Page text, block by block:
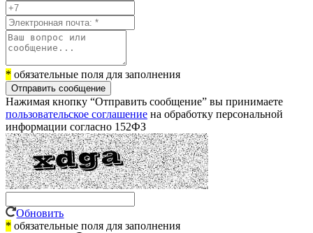
* обязательные поля для заполнения
Отправить сообщение
Нажимая кнопку “Отправить сообщение” вы принимаете
пользовательское соглашение на обработку персональной
информации согласно 152ФЗ
Обновить
* обязательные поля для заполнения